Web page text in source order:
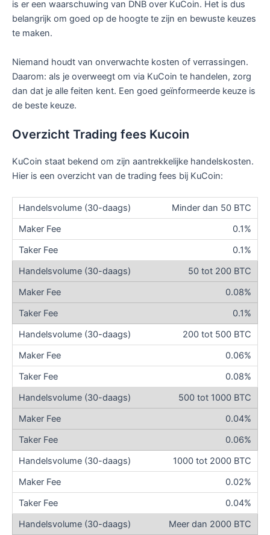
is er een waarschuwing van DNB over KuCoin. Het is dus
belangrijk om goed op de hoogte te zijn en bewuste keuzes
te maken.
Niemand houdt van onverwachte kosten of verrassingen.
Daarom: als je overweegt om via KuCoin te handelen, zorg
dan dat je alle feiten kent. Een goed geïnformeerde keuze is
de beste keuze.
Overzicht Trading fees Kucoin
KuCoin staat bekend om zijn aantrekkelijke handelskosten.
Hier is een overzicht van de trading fees bij KuCoin:
Minder dan 50 BTC
0.1%
0.1%
50 tot 200 BTC
0.08%
0.1%
200 tot 500 BTC
0.06%
0.08%
500 tot 1000 BTC
0.04%
0.06%
1000 tot 2000 BTC
0.02%
0.04%
Meer dan 2000 BTC